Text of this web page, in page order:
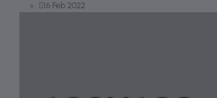
16 Feb 2022